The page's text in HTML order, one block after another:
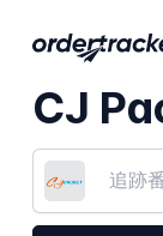
CJ